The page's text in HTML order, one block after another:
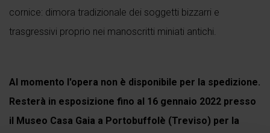
cornice: dimora tradizionale dei soggetti bizzarri e
trasgressivi proprio nei manoscritti miniati antichi.
Al momento l'opera non è disponibile per la spedizione.
Resterà in esposizione fino al 16 gennaio 2022 presso
il Museo Casa Gaia a Portobuffolè (Treviso) per la